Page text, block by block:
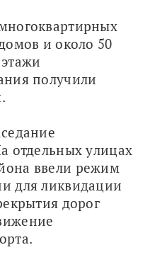
и около 50
получили
отдельных улицах
ввели режим
для ликвидации
дорог